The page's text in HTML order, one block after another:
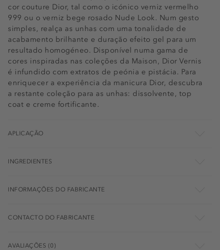
cor couture Dior, tal como o icónico verniz vermelho
999 ou o verniz bege rosado Nude Look. Num gesto
simples, realça as unhas com uma tonalidade de
acabamento brilhante e duração efeito gel para um
resultado homogéneo. Disponível numa gama de
cores inspiradas nas coleções da Maison, Dior Vernis
é infundido com extratos de peónia e pistácia. Para
enriquecer a experiência da manicura Dior, descubra
a restante coleção para as unhas: dissolvente, top
coat e creme fortificante.
APLICAÇÃO
INGREDIENTES
INFORMAÇÕES DO FABRICANTE
CONTACTO DO FABRICANTE
AVALIAÇÕES (0)